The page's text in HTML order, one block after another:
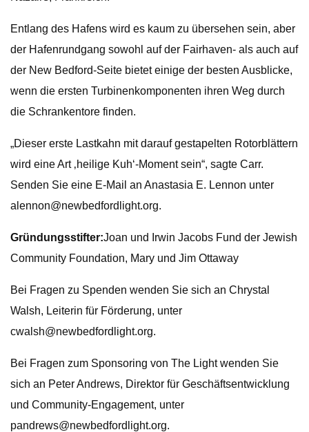
Entlang des Hafens wird es kaum zu übersehen sein, aber
der Hafenrundgang sowohl auf der Fairhaven- als auch auf
der New Bedford-Seite bietet einige der besten Ausblicke,
wenn die ersten Turbinenkomponenten ihren Weg durch
die Schrankentore finden.
„Dieser erste Lastkahn mit darauf gestapelten Rotorblättern
wird eine Art ‚heilige Kuh‘-Moment sein“, sagte Carr.
Senden Sie eine E-Mail an Anastasia E. Lennon unter
alennon@newbedfordlight.org.
Gründungsstifter:Joan und Irwin Jacobs Fund der Jewish
Community Foundation, Mary und Jim Ottaway
Bei Fragen zu Spenden wenden Sie sich an Chrystal
Walsh, Leiterin für Förderung, unter
cwalsh@newbedfordlight.org.
Bei Fragen zum Sponsoring von The Light wenden Sie
sich an Peter Andrews, Direktor für Geschäftsentwicklung
und Community-Engagement, unter
pandrews@newbedfordlight.org.